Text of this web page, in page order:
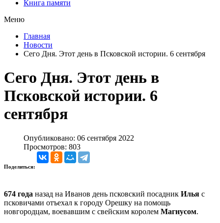
Книга памяти
Меню
Главная
Новости
Сего Дня. Этот день в Псковской истории. 6 сентября
Сего Дня. Этот день в
Псковской истории. 6
сентября
Опубликовано: 06 сентября 2022
Просмотров: 803
Поделиться:
674 года назад на Иванов день псковский посадник Илья с
псковичами отъехал к городу Орешку на помощь
новгородцам, воевавшим с свейским королем Магнусом.